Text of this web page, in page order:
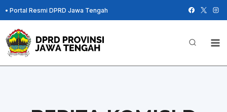
Skip
to
content
• Portal Resmi DPRD Jawa Tengah